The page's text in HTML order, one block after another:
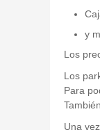
y
Los
Los
Para
Una